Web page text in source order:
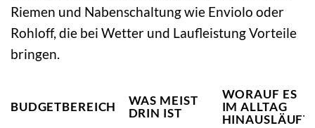
Riemen und Nabenschaltung wie Enviolo oder
Rohloff, die bei Wetter und Laufleistung Vorteile
bringen.
BUDGETBEREICH
WAS MEIST
DRIN IST
WORAUF ES
IM ALLTAG
HINAUSLÄUFT